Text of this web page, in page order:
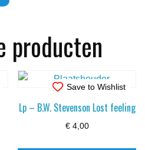
producten
Save to Wishlist
Lp – B.W. Stevenson Lost feeling
€4,00